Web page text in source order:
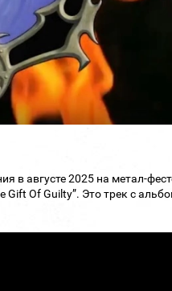
в августе 2025 на метал-
Of Guilty”. Это трек с